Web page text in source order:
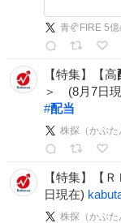
青🥐FIRE 5億
【特集】【高
＞ (8月7日
#配当
株探（かぶた
【特集】【
日現在)
株探（かぶた